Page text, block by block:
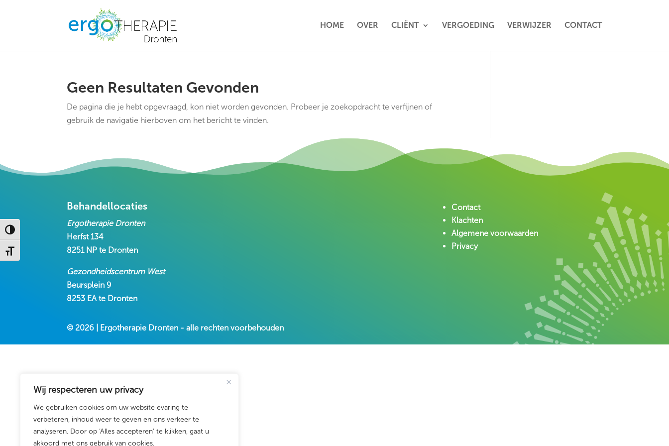
Wij respecteren uw privacy
We gebruiken cookies om uw website evaring te
verbeteren, inhoud weer te geven en ons verkeer te
analyseren. Door op ‘Alles accepteren’ te klikken, gaat u
akkoord met ons gebruik van cookies.
Keuze voor hoog contrast
Kies grootte van het lettertype
6Ld_mwArAAAAAMhLHEGYNE6b1f2M_elJTLCCNvn-
HOME
OVER CLIËNT VERGOEDING VERWIJZER CONTACT
Geen Resultaten Gevonden
De pagina die je hebt opgevraagd, kon niet worden gevonden. Probeer je zoekopdracht te verfijnen of
gebruik de navigatie hierboven om het bericht te vinden.
Behandellocaties
Ergotherapie Dronten
Herfst 134
8251 NP te Dronten
Gezondheidscentrum West
Beursplein 9
8253 EA te Dronten
Contact
Klachten
Algemene voorwaarden
Privacy
© 2026 | Ergotherapie Dronten - alle rechten voorbehouden